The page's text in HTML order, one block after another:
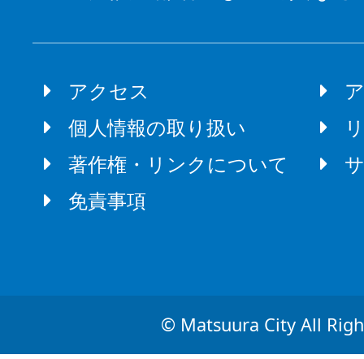
アクセス
個人情報の取り扱い
著作権・リンクについて
免責事項
© Matsuura City All